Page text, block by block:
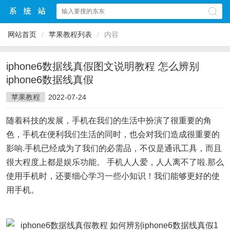
网站首页 / 苹果教程列表 / 内容
iphone6数据线真假图文说明教程 怎么辨别
iphone6数据线真假
苹果教程 2022-07-24
随着科技的发展，手机在我们的生活中扮演了很重要的角
色，手机在便利我们生活的同时，也会对我们造成很重要的
影响.手机已经成为了我们的必需品，不仅是通讯工具，而且
很大程度上都是娱乐功能。 手机人人爱，人人离不了啦.那么
使用手机时，还要细心学习一些小知识！我们能够更好的使
用手机。